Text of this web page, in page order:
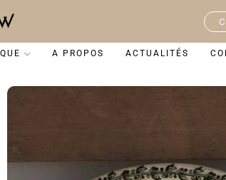
...
A PROPOS ACTUALITÉS